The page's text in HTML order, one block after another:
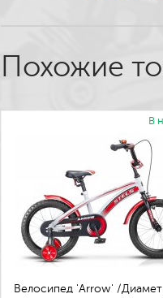
Похожие
Велосипед 'Arrow' /
В